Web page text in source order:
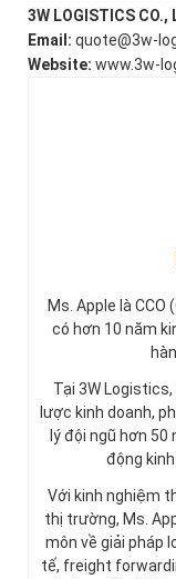
3W LOGISTICS
Email: quote@3w-
Website: www.3w-
Ms. Apple là
có hơn 10 năm
Tại 3W
lược kinh doanh,
lý đội ngũ hơn
động
Với kinh nghiệm
thị trường, Ms.
môn về giải pháp
tế, freight